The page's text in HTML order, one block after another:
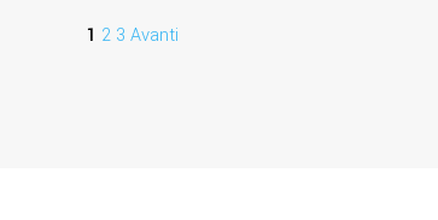
1 2 3 Avanti